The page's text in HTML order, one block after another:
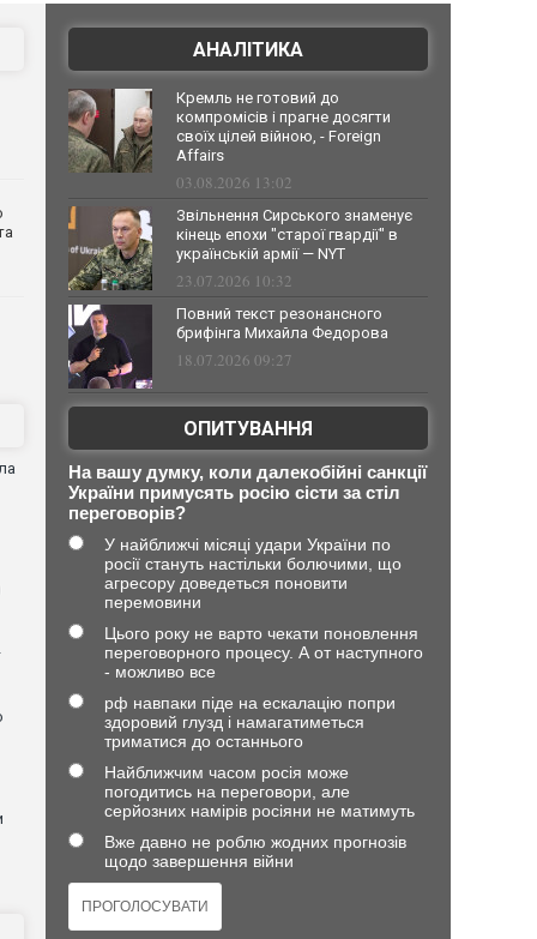
АНАЛІТИКА
Кремль не готовий до
компромісів і прагне досягти
своїх цілей війною, - Foreign
Affairs
03.08.2026 13:02
Звільнення Сирського знаменує
кінець епохи "старої гвардії" в
українській армії — NYT
23.07.2026 10:32
Повний текст резонансного
брифінга Михайла Федорова
18.07.2026 09:27
ОПИТУВАННЯ
На вашу думку, коли далекобійні санкції
України примусять росію сісти за стіл
переговорів?
У найближчі місяці удари України по
росії стануть настільки болючими, що
агресору доведеться поновити
перемовини
Цього року не варто чекати поновлення
переговорного процесу. А от наступного
- можливо все
рф навпаки піде на ескалацію попри
здоровий глузд і намагатиметься
триматися до останнього
Найближчим часом росія може
погодитись на переговори, але
серйозних намірів росіяни не матимуть
Вже давно не роблю жодних прогнозів
щодо завершення війни